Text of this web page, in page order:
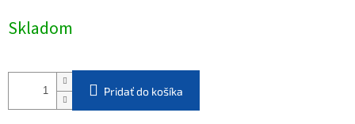
cena:
Skladom
Pridať do košíka